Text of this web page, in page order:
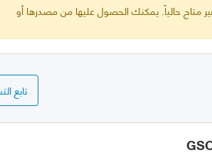
متاح حالياً. يمكنك الحصول عليها من مصدرها أو
تابع